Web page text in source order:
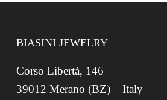
BIASINI JEWELRY
Corso Libertà, 146
39012 Merano (BZ) – Italy